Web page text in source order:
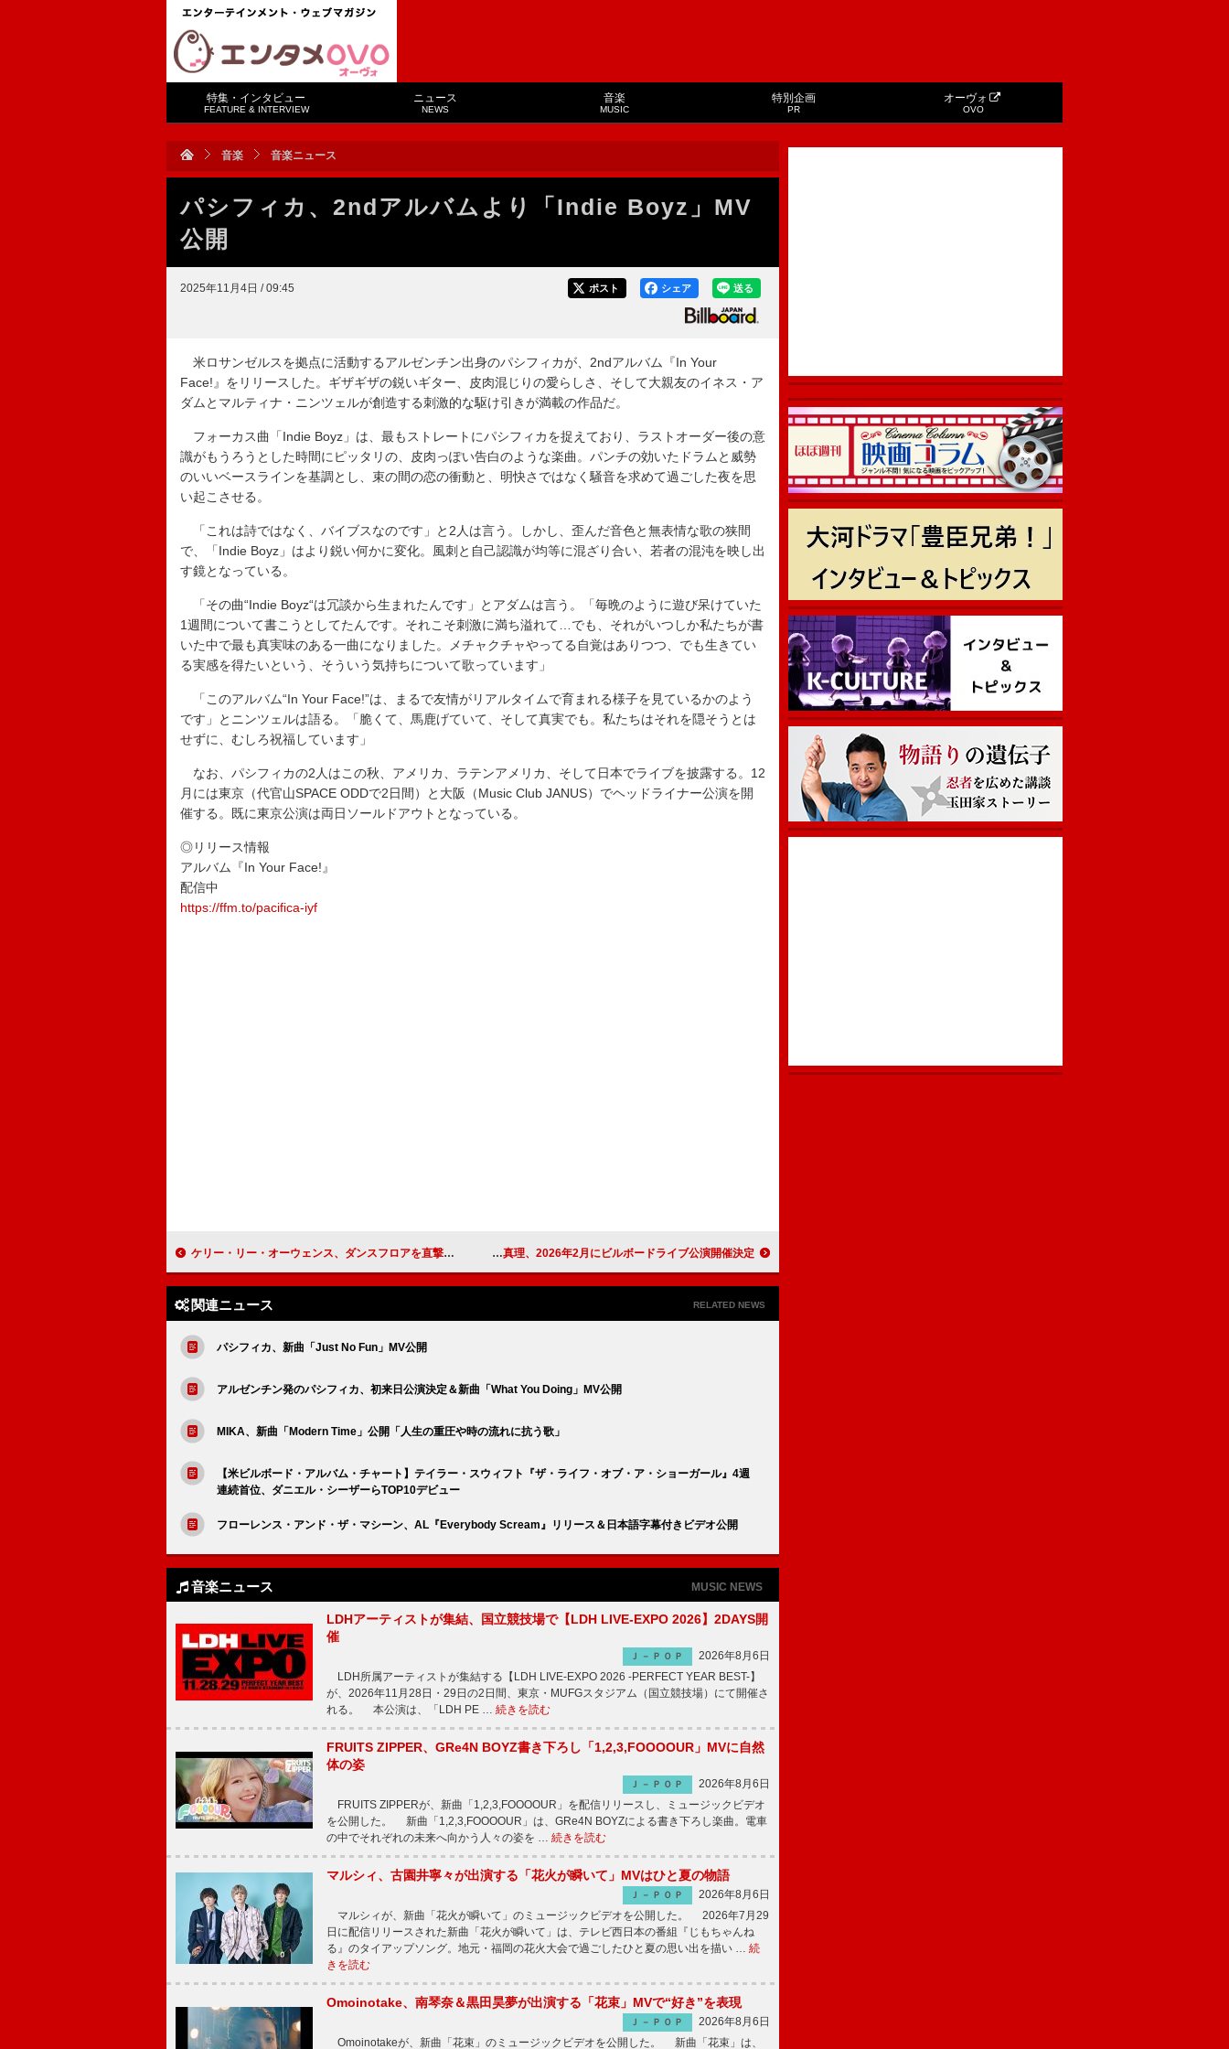
特集・インタビュー
FEATURE & INTERVIEW
ニュース
NEWS
音楽
MUSIC
特別企画
PR
オーヴォ
OVO
音楽 音楽ニュース
パシフィカ、2ndアルバムより「Indie Boyz」MV
公開
2025年11月4日 / 09:45 送る
シェア
ポスト
米ロサンゼルスを拠点に活動するアルゼンチン出身のパシフィカが、2ndアルバム『In Your
Face!』をリリースした。ギザギザの鋭いギター、皮肉混じりの愛らしさ、そして大親友のイネス・ア
ダムとマルティナ・ニンツェルが創造する刺激的な駆け引きが満載の作品だ。
フォーカス曲「Indie Boyz」は、最もストレートにパシフィカを捉えており、ラストオーダー後の意
識がもうろうとした時間にピッタリの、皮肉っぽい告白のような楽曲。パンチの効いたドラムと威勢
のいいベースラインを基調とし、束の間の恋の衝動と、明快さではなく騒音を求めて過ごした夜を思
い起こさせる。
「これは詩ではなく、バイブスなのです」と2人は言う。しかし、歪んだ音色と無表情な歌の狭間
で、「Indie Boyz」はより鋭い何かに変化。風刺と自己認識が均等に混ざり合い、若者の混沌を映し出
す鏡となっている。
「その曲“Indie Boyz“は冗談から生まれたんです」とアダムは言う。「毎晩のように遊び呆けていた
1週間について書こうとしてたんです。それこそ刺激に満ち溢れて…でも、それがいつしか私たちが書
いた中で最も真実味のある一曲になりました。メチャクチャやってる自覚はありつつ、でも生きてい
る実感を得たいという、そういう気持ちについて歌っています」
「このアルバム“In Your Face!”は、まるで友情がリアルタイムで育まれる様子を見ているかのよう
です」とニンツェルは語る。「脆くて、馬鹿げていて、そして真実でも。私たちはそれを隠そうとは
せずに、むしろ祝福しています」
なお、パシフィカの2人はこの秋、アメリカ、ラテンアメリカ、そして日本でライブを披露する。12
月には東京（代官山SPACE ODDで2日間）と大阪（Music Club JANUS）でヘッドライナー公演を開
催する。既に東京公演は両日ソールドアウトとなっている。
◎リリース情報
アルバム『In Your Face!』
配信中
https://ffm.to/pacifica-iyf
ケリー・リー・オーウェンス、ダンスフロアを直撃する新曲「132 Techno」公開 飯島真理、2026年2月にビルボードライブ公演開催決定
関連ニュース RELATED NEWS
パシフィカ、新曲「Just No Fun」MV公開
アルゼンチン発のパシフィカ、初来日公演決定＆新曲「What You Doing」MV公開
MIKA、新曲「Modern Time」公開「人生の重圧や時の流れに抗う歌」
【米ビルボード・アルバム・チャート】テイラー・スウィフト『ザ・ライフ・オブ・ア・ショーガール』4週
連続首位、ダニエル・シーザーらTOP10デビュー
フローレンス・アンド・ザ・マシーン、AL『Everybody Scream』リリース＆日本語字幕付きビデオ公開
音楽ニュース MUSIC NEWS
LDHアーティストが集結、国立競技場で【LDH LIVE-EXPO 2026】2DAYS開
催
Ｊ－ＰＯＰ
2026年8月6日
LDH所属アーティストが集結する【LDH LIVE-EXPO 2026 -PERFECT YEAR BEST-】
が、2026年11月28日・29日の2日間、東京・MUFGスタジアム（国立競技場）にて開催さ
れる。 本公演は、「LDH PE … 続きを読む
FRUITS ZIPPER、GRe4N BOYZ書き下ろし「1,2,3,FOOOOUR」MVに自然
体の姿
Ｊ－ＰＯＰ
2026年8月6日
FRUITS ZIPPERが、新曲「1,2,3,FOOOOUR」を配信リリースし、ミュージックビデオ
を公開した。 新曲「1,2,3,FOOOOUR」は、GRe4N BOYZによる書き下ろし楽曲。電車
の中でそれぞれの未来へ向かう人々の姿を … 続きを読む
マルシィ、古園井寧々が出演する「花火が瞬いて」MVはひと夏の物語
Ｊ－ＰＯＰ
2026年8月6日
マルシィが、新曲「花火が瞬いて」のミュージックビデオを公開した。 2026年7月29
日に配信リリースされた新曲「花火が瞬いて」は、テレビ西日本の番組『じもちゃんね
る』のタイアップソング。地元・福岡の花火大会で過ごしたひと夏の思い出を描い … 続
きを読む
Omoinotake、南琴奈＆黒田昊夢が出演する「花束」MVで“好き”を表現
Ｊ－ＰＯＰ
2026年8月6日
Omoinotakeが、新曲「花束」のミュージックビデオを公開した。 新曲「花束」は、